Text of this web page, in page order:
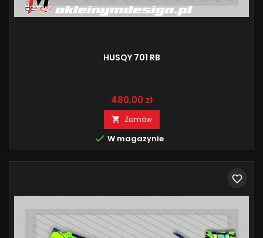
HUSQY 701 RB
Cena
480,00 zł
 Zamów
 W magazynie
favorite_border